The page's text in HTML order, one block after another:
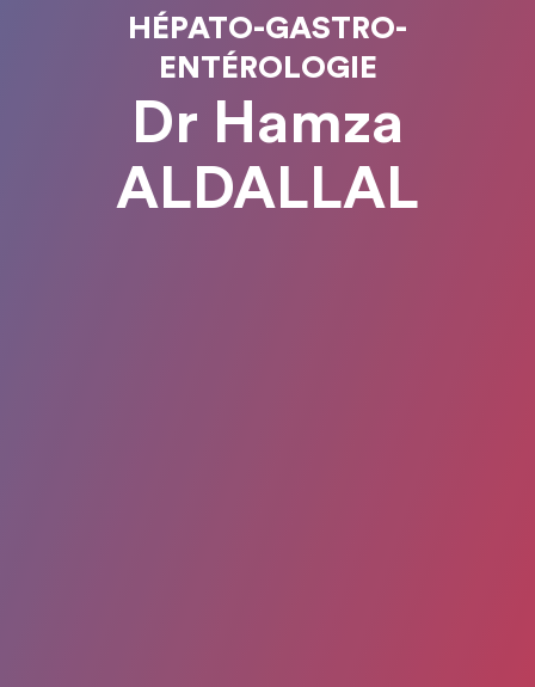
HÉPATO-GASTRO-
ENTÉROLOGIE
Dr Hamza
ALDALLAL